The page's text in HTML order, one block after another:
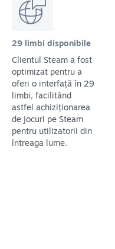
29 limbi disponibile
Clientul Steam a fost
optimizat pentru a
oferi o interfață în 29
limbi, facilitând
astfel achiziționarea
de jocuri pe Steam
pentru utilizatorii din
întreaga lume.